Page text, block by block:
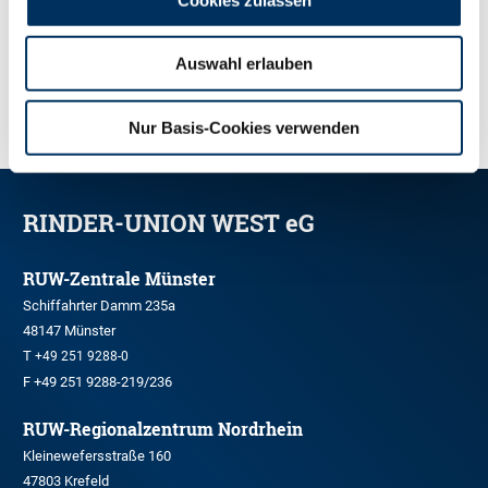
Auswahl erlauben
Nur Basis-Cookies verwenden
RINDER-UNION WEST eG
RUW-Zentrale Münster
Schiffahrter Damm 235a
48147 Münster
T +49 251 9288-0
F +49 251 9288-219/236
RUW-Regionalzentrum Nordrhein
Kleinewefersstraße 160
47803 Krefeld